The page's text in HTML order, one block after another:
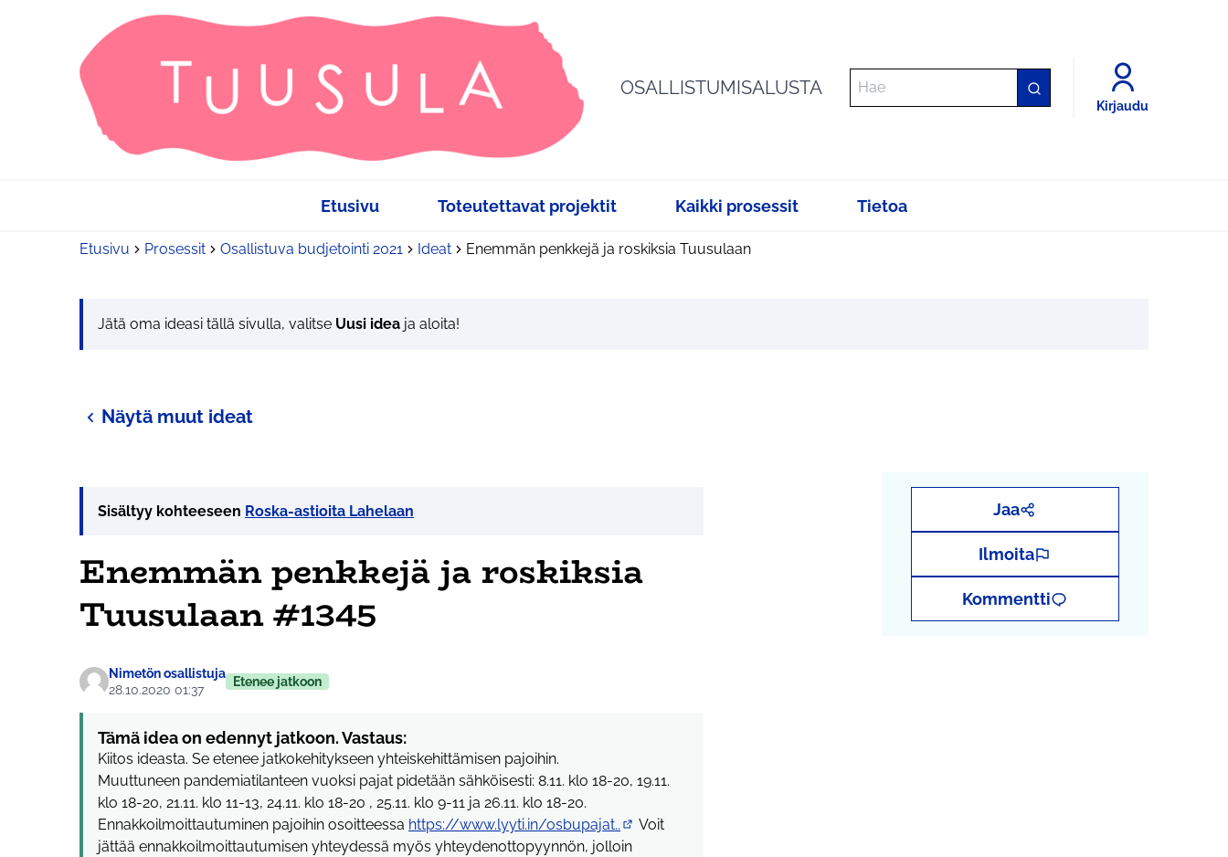
OSALLISTUMISALUSTA
Kirjaudu
Etusivu Toteutettavat projektit Kaikki prosessit Tietoa
Etusivu Prosessit Osallistuva budjetointi 2021 Ideat Enemmän penkkejä ja roskiksia Tuusulaan
Jätä oma ideasi tällä sivulla, valitse Uusi idea ja aloita!
Näytä muut ideat
Sisältyy kohteeseen Roska-astioita Lahelaan
Enemmän penkkejä ja roskiksia
Tuusulaan #1345
Nimetön osallistuja
28.10.2020 01:37
Etenee jatkoon
Tämä idea on edennyt jatkoon. Vastaus:
Kiitos ideasta. Se etenee jatkokehitykseen yhteiskehittämisen pajoihin.
Muuttuneen pandemiatilanteen vuoksi pajat pidetään sähköisesti: 8.11. klo 18-20, 19.11.
klo 18-20, 21.11. klo 11-13, 24.11. klo 18-20 , 25.11. klo 9-11 ja 26.11. klo 18-20.
Ennakkoilmoittautuminen pajoihin osoitteessa https://www.lyyti.in/osbupajat..
(Ulkoinen linkki)
Voit
jättää ennakkoilmoittautumisen yhteydessä myös yhteydenottopyynnön, jolloin
Jaa
Ilmoita
Kommentti